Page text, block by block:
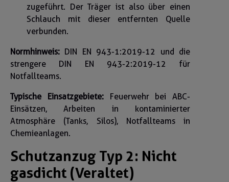
zugeführt. Der Träger ist also über einen
Schlauch mit dieser entfernten Quelle
verbunden.
Normhinweis: DIN EN 943-1:2019-12 und die
strengere DIN EN 943-2:2019-12 für
Notfallteams.
Typische Einsatzgebiete:Feuerwehr bei ABC-
Einsätzen, Arbeiten in kontaminierter
Atmosphäre (Tanks, Silos), Notfallteams in
Chemieanlagen.
Schutzanzug Typ 2: Nicht
gasdicht (Veraltet)